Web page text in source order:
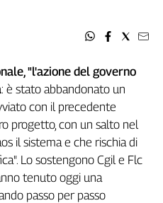
"l'azione del governo
: è stato abbandonato un
con il precedente
progetto, con un salto nel
il sistema e che rischia di
Lo sostengono Cgil e Flc
tenuto oggi una
passo per passo